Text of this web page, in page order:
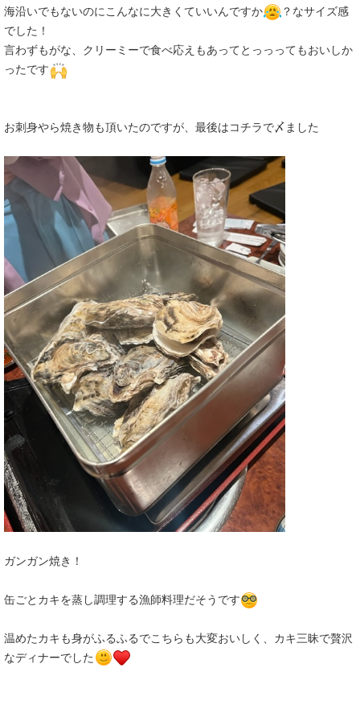
海沿いでもないのにこんなに大きくていいんですか
？なサイズ感
でした！
言わずもがな、クリーミーで食べ応えもあってとっっってもおいしか
ったです
お刺身やら焼き物も頂いたのですが、最後はコチラで〆ました
ガンガン焼き！
缶ごとカキを蒸し調理する漁師料理だそうです
温めたカキも身がふるふるでこちらも大変おいしく、カキ三昧で贅沢
なディナーでした